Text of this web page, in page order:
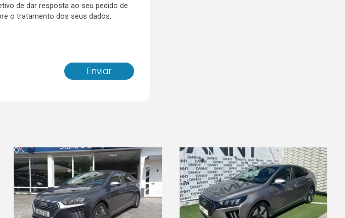
de dar resposta ao seu pedido de
o tratamento dos seus dados,
Enviar